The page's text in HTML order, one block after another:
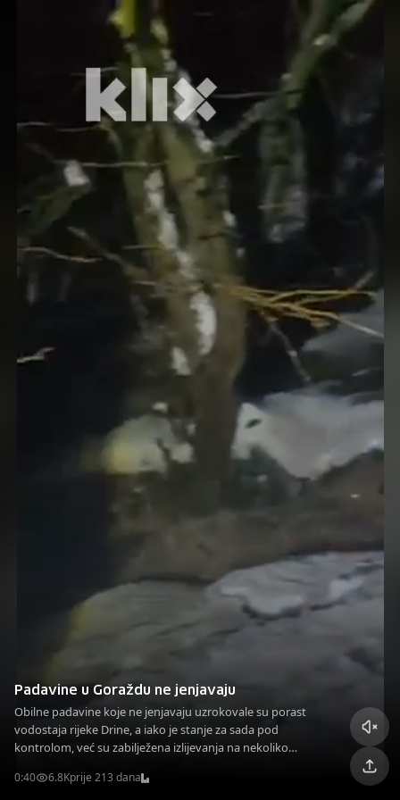
Padavine u Goraždu ne jenjavaju
Obilne padavine koje ne jenjavaju uzrokovale su porast
vodostaja rijeke Drine, a iako je stanje za sada pod
kontrolom, već su zabilježena izlijevanja na nekoliko
0:40 6.8Kprije 213 dana